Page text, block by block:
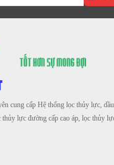
cung cấp Hệ thống lọc thủy lực,
lực đường cấp cao áp, lọc thủy